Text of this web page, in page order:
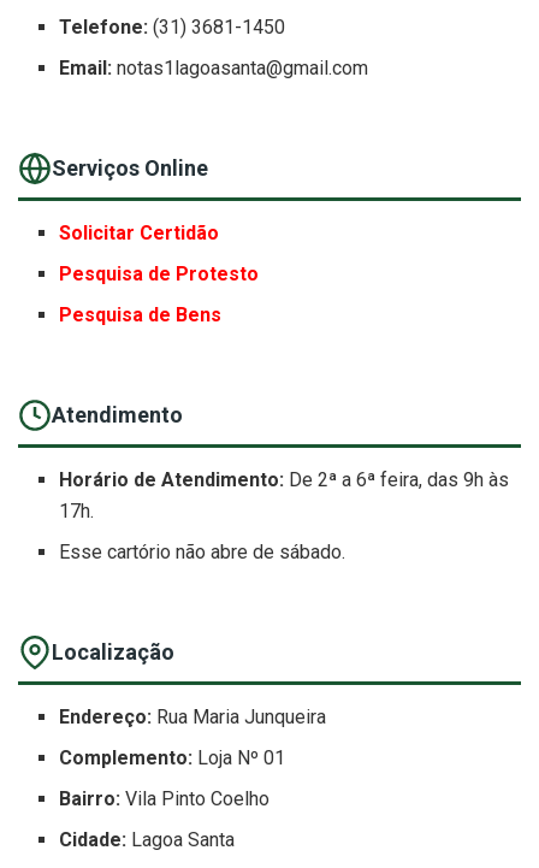
Telefone: (31) 3681-1450
Email: notas1lagoasanta@gmail.com
Serviços Online
Solicitar Certidão
Pesquisa de Protesto
Pesquisa de Bens
Atendimento
Horário de Atendimento: De 2ª a 6ª feira, das 9h às
17h.
Esse cartório não abre de sábado.
Localização
Endereço: Rua Maria Junqueira
Complemento: Loja Nº 01
Bairro: Vila Pinto Coelho
Cidade: Lagoa Santa